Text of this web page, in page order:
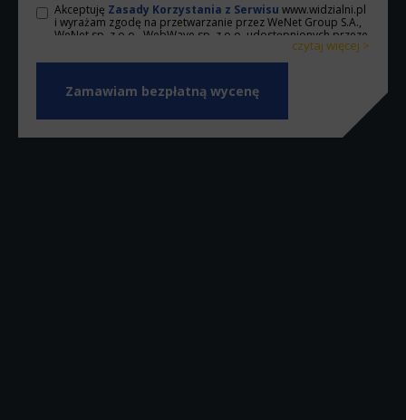
Akceptuję Zasady Korzystania z Serwisu www.widzialni.pl
i wyrażam zgodę na przetwarzanie przez WeNet Group S.A.,
WeNet sp. z o.o., WebWave sp. z o.o. udostępnionych przeze
mnie danych osobowych na warunkach opisanych w
Zasadach. Oświadczam, że są mi znane cele przetwarzania
wyrażam zgodę na wykonywanie przez WeNet Group S.A.,
WeNet sp. z o.o., WebWave sp. z o.o. działań w zakresie
telekomunikacyjne, w tym w szczególności telefony lub
komputery, których jestem użytkownikiem końcowym oraz
czytaj więcej >